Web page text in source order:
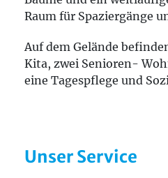
Raum für Spaziergänge
Auf dem Gelände
Kita, zwei Senioren-
eine Tagespflege und
Unser Service